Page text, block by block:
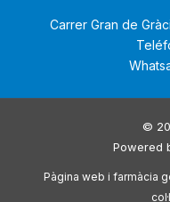
Carrer Gran de
©
Powered
Pàgina web i farmàcia